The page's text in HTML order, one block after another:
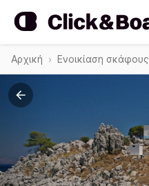
Αρχική Ενοικίαση σκάφους